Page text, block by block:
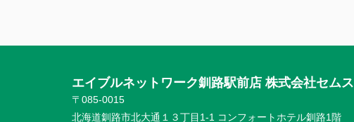
エイブルネットワーク釧路駅前店 株式会社セムス
〒085-0015
北海道釧路市北大通１３丁目1-1 コンフォートホテル釧路1階